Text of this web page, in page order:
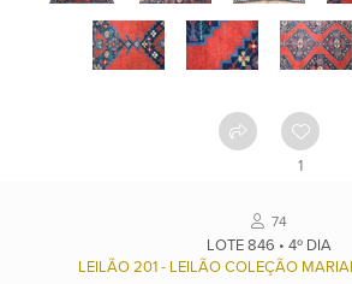
Como
funciona
Contato
catálogo
1
74
LOTE 846 • 4º DIA